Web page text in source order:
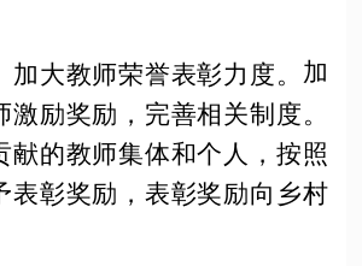
加大教师荣誉表彰力度。 加
励奖励，完善相关制度。
献的教师集体和个人，按照
表彰奖励，表彰奖励向乡村